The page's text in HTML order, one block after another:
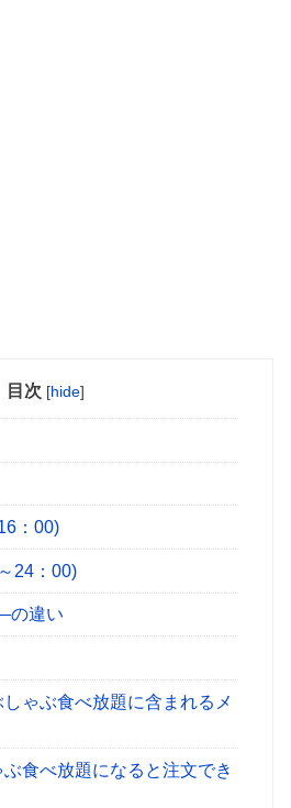
目次 [hide]
：00)
24：00)
の違い
ゃぶ食べ放題に含まれるメ
食べ放題になると注文でき